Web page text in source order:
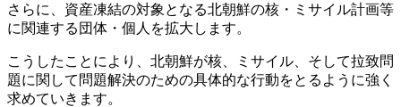
さらに、資産凍結の対象となる北朝鮮の核・ミサイル計画等
に関連する団体・個人を拡大します。
こうしたことにより、北朝鮮が核、ミサイル、そして拉致問
題に関して問題解決のための具体的な行動をとるように強く
求めていきます。